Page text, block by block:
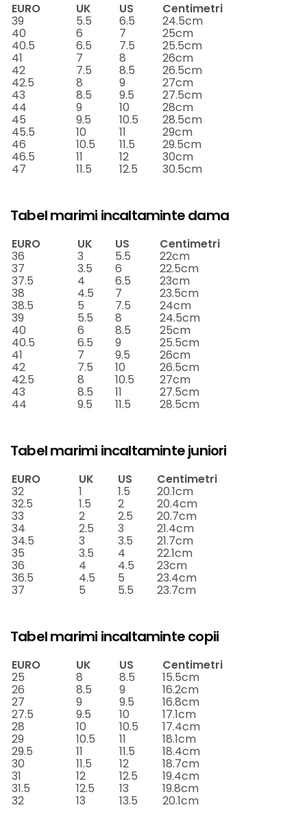
EURO UK US Centimetri
39 5.5 6.5 24.5cm
40 6 7 25cm
40.5 6.5 7.5 25.5cm
41 7 8 26cm
42 7.5 8.5 26.5cm
42.5 8 9 27cm
43 8.5 9.5 27.5cm
44 9 10 28cm
45 9.5 10.5 28.5cm
45.5 10 11 29cm
46 10.5 11.5 29.5cm
46.5 11 12 30cm
47 11.5 12.5 30.5cm
Tabel marimi incaltaminte dama
EURO UK US Centimetri
36 3 5.5 22cm
37 3.5 6 22.5cm
37.5 4 6.5 23cm
38 4.5 7 23.5cm
38.5 5 7.5 24cm
39 5.5 8 24.5cm
40 6 8.5 25cm
40.5 6.5 9 25.5cm
41 7 9.5 26cm
42 7.5 10 26.5cm
42.5 8 10.5 27cm
43 8.5 11 27.5cm
44 9.5 11.5 28.5cm
Tabel marimi incaltaminte juniori
EURO UK US Centimetri
32 1 1.5 20.1cm
32.5 1.5 2 20.4cm
33 2 2.5 20.7cm
34 2.5 3 21.4cm
34.5 3 3.5 21.7cm
35 3.5 4 22.1cm
36 4 4.5 23cm
36.5 4.5 5 23.4cm
37 5 5.5 23.7cm
Tabel marimi incaltaminte copii
EURO UK US Centimetri
25 8 8.5 15.5cm
26 8.5 9 16.2cm
27 9 9.5 16.8cm
27.5 9.5 10 17.1cm
28 10 10.5 17.4cm
29 10.5 11 18.1cm
29.5 11 11.5 18.4cm
30 11.5 12 18.7cm
31 12 12.5 19.4cm
31.5 12.5 13 19.8cm
32 13 13.5 20.1cm